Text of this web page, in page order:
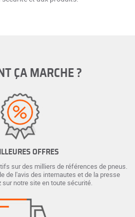
ÇA MARCHE ?
OFFRES
sur des milliers de références de pneus.
de l'avis des internautes et de la presse
sur notre site en toute sécurité.